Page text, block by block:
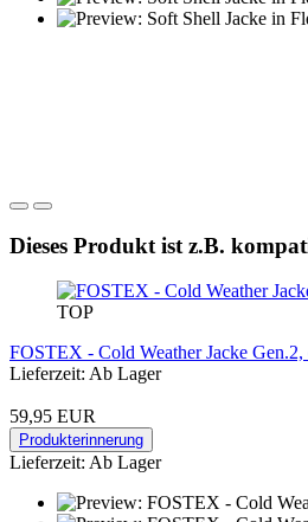
Dieses Produkt ist z.B.
TOP
FOSTEX - Cold Weather Jacke
Lieferzeit: Ab Lager
59,95 EUR
Produkterinnerung
Lieferzeit: Ab Lager